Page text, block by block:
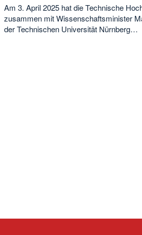
Am 3. April 2025 hat die Technische
zusammen mit Wissenschaftsminister
der Technischen Universität Nürnberg…